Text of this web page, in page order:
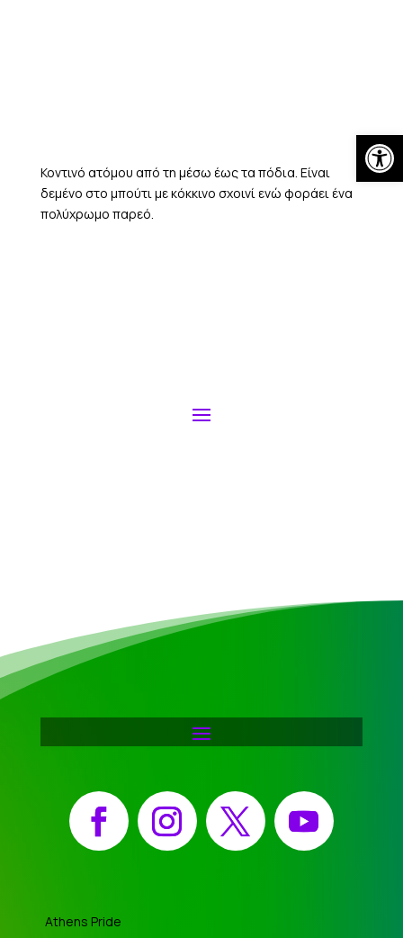
Κοντινό ατόμου από τη μέσω έως τα πόδια. Είναι
δεμένο στο μπούτι με κόκκινο σχοινί ενώ φοράει ένα
πολύχρωμο παρεό.
Facebook Instagram X YouTube
Athens Pride